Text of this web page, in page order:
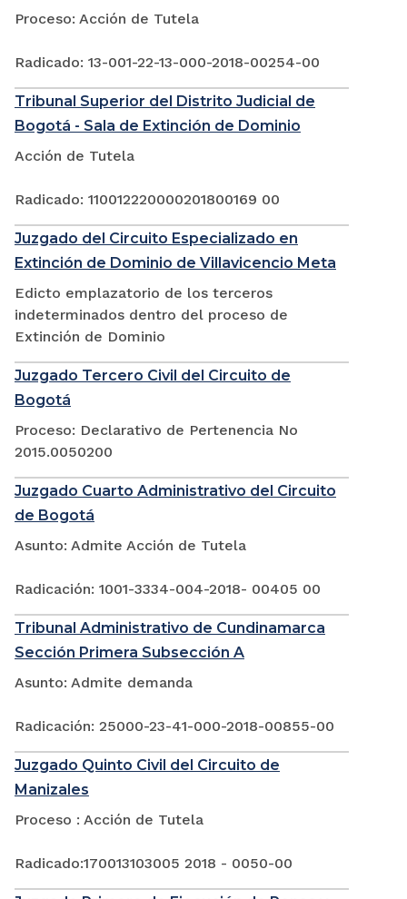
Proceso: Acción de Tutela
Radicado: 13-001-22-13-000-2018-00254-00
Tribunal Superior del Distrito Judicial de
Bogotá - Sala de Extinción de Dominio
Acción de Tutela
Radicado: 110012220000201800169 00
Juzgado del Circuito Especializado en
Extinción de Dominio de Villavicencio Meta
Edicto emplazatorio de los terceros
indeterminados dentro del proceso de
Extinción de Dominio
Juzgado Tercero Civil del Circuito de
Bogotá
Proceso: Declarativo de Pertenencia No
2015.0050200
Juzgado Cuarto Administrativo del Circuito
de Bogotá
Asunto: Admite Acción de Tutela
Radicación: 1001-3334-004-2018- 00405 00
Tribunal Administrativo de Cundinamarca
Sección Primera Subsección A
Asunto: Admite demanda
Radicación: 25000-23-41-000-2018-00855-00
Juzgado Quinto Civil del Circuito de
Manizales
Proceso : Acción de Tutela
Radicado:170013103005 2018 - 0050-00